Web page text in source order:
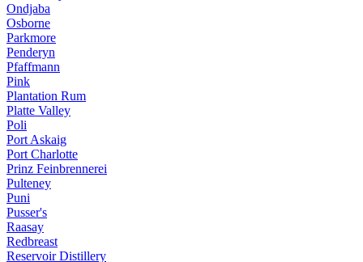
Ondjaba
Osborne
Parkmore
Penderyn
Pfaffmann
Pink
Plantation Rum
Platte Valley
Poli
Port Askaig
Port Charlotte
Prinz Feinbrennerei
Pulteney
Puni
Pusser's
Raasay
Redbreast
Reservoir Distillery